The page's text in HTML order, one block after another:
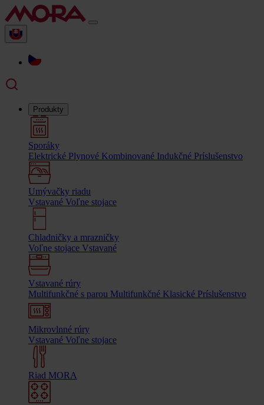
Produkty
Sporáky
Elektrické Plynové Kombinované Indukčné Príslušenstvo
Umývačky riadu
Vstavané Voľne stojace
Chladničky a mrazničky
Voľne stojace Vstavané
Vstavané rúry
Multifunkčné s parou Multifunkčné Klasické Príslušenstvo
Mikrovlnné rúry
Vstavané Voľne stojace
Riad MORA